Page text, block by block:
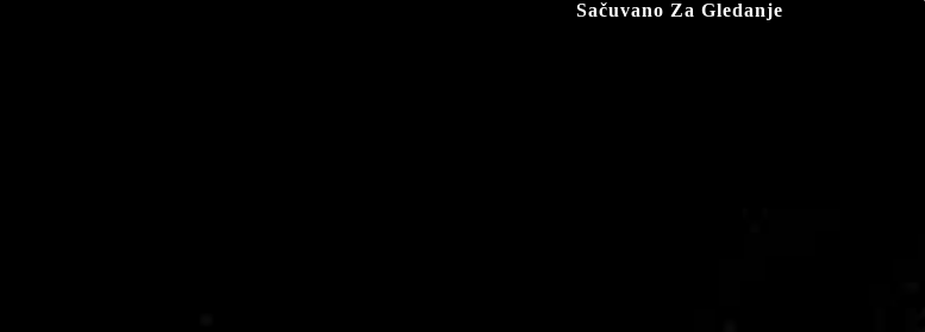
Sačuvano Za Gledanje